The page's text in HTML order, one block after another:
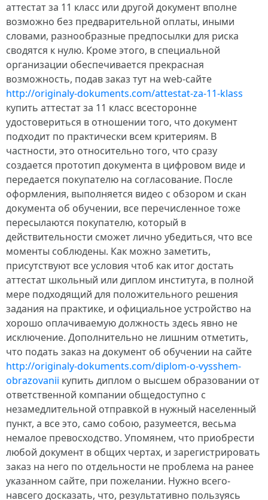
аттестат за 11 класс или другой документ вполне
возможно без предварительной оплаты, иными
словами, разнообразные предпосылки для риска
сводятся к нулю. Кроме этого, в специальной
организации обеспечивается прекрасная
возможность, подав заказ тут на web-сайте
http://originaly-dokuments.com/attestat-za-11-klass
купить аттестат за 11 класс всесторонне
удостовериться в отношении того, что документ
подходит по практически всем критериям. В
частности, это относительно того, что сразу
создается прототип документа в цифровом виде и
передается покупателю на согласование. После
оформления, выполняется видео с обзором и скан
документа об обучении, все перечисленное тоже
пересылаются покупателю, который в
действительности сможет лично убедиться, что все
моменты соблюдены. Как можно заметить,
присутствуют все условия чтоб как итог достать
аттестат школьный или диплом института, в полной
мере подходящий для положительного решения
задания на практике, и официальное устройство на
хорошо оплачиваемую должность здесь явно не
исключение. Дополнительно не лишним отметить,
что подать заказ на документ об обучении на сайте
http://originaly-dokuments.com/diplom-o-vysshem-
obrazovanii купить диплом о высшем образовании от
ответственной компании общедоступно с
незамедлительной отправкой в нужный населенный
пункт, а все это, само собою, разумеется, весьма
немалое превосходство. Упомянем, что приобрести
любой документ в общих чертах, и зарегистрировать
заказ на него по отдельности не проблема на ранее
указанном сайте, при пожелании. Нужно всего-
навсего досказать, что, результативно пользуясь